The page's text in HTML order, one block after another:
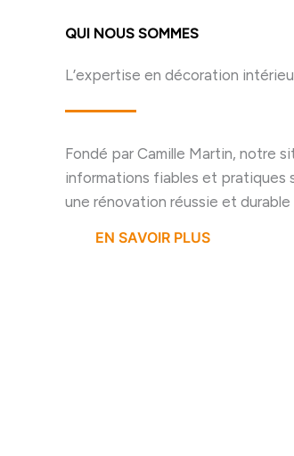
QUI NOUS SOMMES
L’expertise en décoration
Fondé par Camille Martin, notre
informations fiables et pratiques
une rénovation réussie et
EN SAVOIR PLUS